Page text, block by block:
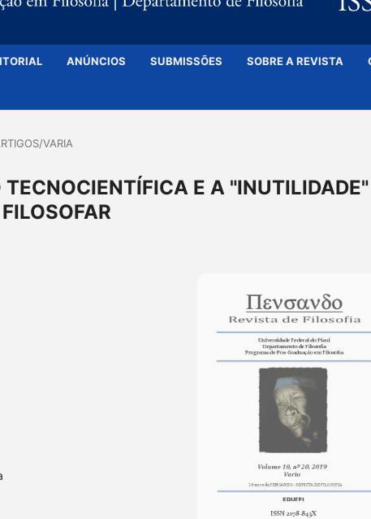
ANÚNCIOS SUBMISSÕES SOBRE A REVISTA
VARIA
E A "INUTILIDADE"